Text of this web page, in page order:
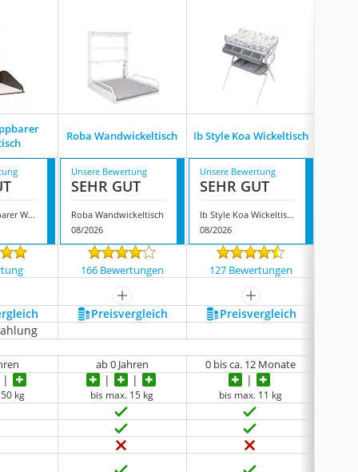
Roba Wandwickeltisch Ib Style Koa Wickeltisch
Timkid Klappbarer Wickeltisch
Unsere Bewertung
SEHR GUT
Roba Wandwickeltisch
08/2026
Unsere Bewertung
SEHR GUT
Ib Style Koa Wickeltisch
08/2026
166 Bewertungen 127 Bewertungen
mehr anzeigen mehr anzeigen
Preis­vergleich Preis­vergleich
ab 0 Jahren 0 bis ca. 12 Monate
kg bis max. 15 kg bis max. 11 kg